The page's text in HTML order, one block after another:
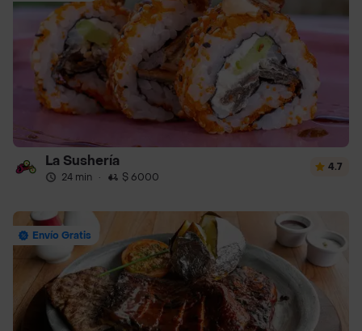
La Sushería
24 min · $ 6000
4.7
Envío Gratis